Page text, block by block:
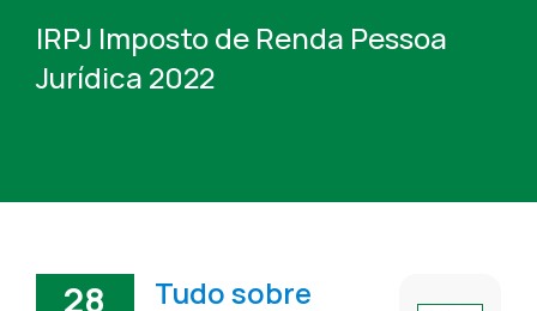
IRPJ Imposto de Renda Pessoa
Jurídica 2022
28
Tudo sobre